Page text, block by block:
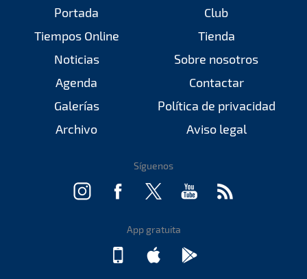
Portada
Tiempos Online
Noticias
Agenda
Galerías
Archivo
Club
Tienda
Sobre nosotros
Contactar
Política de privacidad
Aviso legal
Síguenos
App gratuita